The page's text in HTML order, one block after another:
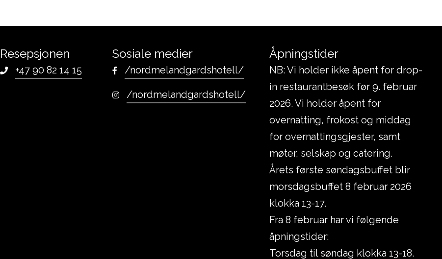
Resepsjonen
+47 90 82 14 15
Sosiale medier
/nordmelandgardshotell/
/nordmelandgardshotell/
Åpningstider
NB: Vi holder ikke åpent for drop-
in restaurantbesøk før 9. februar
2026. Vi holder åpent for
overnatting, frokost og middag
for overnattingsgjester, samt
møter, selskap og catering.
Årets første søndagsbuffet blir
morsdagsbuffet 8 februar 2026
klokka 13-17.
Fra 8 februar har vi følgende
åpningstider:
Torsdag til søndag klokka 13-18.